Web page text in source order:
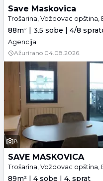
Save Maskovica
Trošarina, Voždovac opština,
88m² | 3.5 sobe | 4/8
Agencija
Ažurirano 04.08.2026.
8
SAVE MASKOVICA
Trošarina, Voždovac opština,
89m² | 4 sobe | 4. sprat